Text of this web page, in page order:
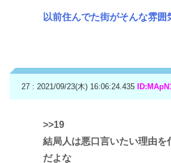
以前住んでた街がそんな雰囲
27 : 2021/09/23(木) 16:06:24.435
>>19
結局人は悪口言いたい理由を
だよな